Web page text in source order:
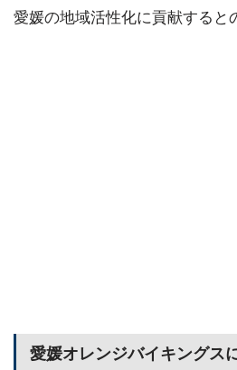
愛媛の地域活性化に貢献すると
愛媛オレンジバイキングス